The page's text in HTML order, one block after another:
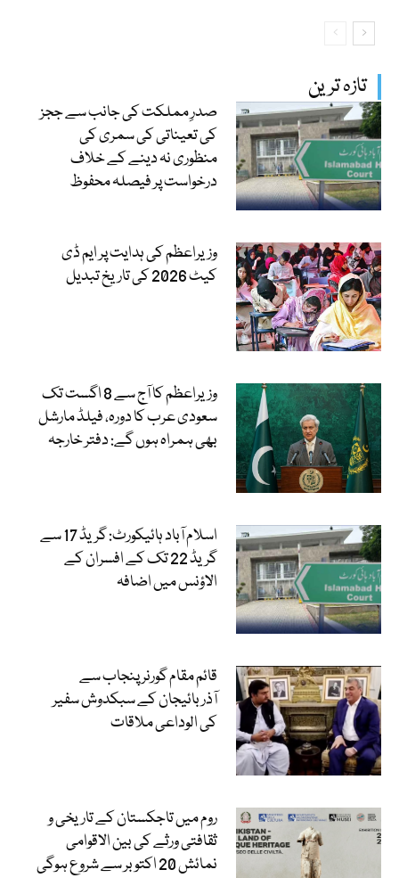
تازہ ترین
صدرِ مملکت کی جانب سے ججز
کی تعیناتی کی سمری کی
منظوری نہ دینے کے خلاف
درخواست پر فیصلہ محفوظ
وزیراعظم کی ہدایت پر ایم ڈی
کیٹ 2026 کی تاریخ تبدیل
وزیراعظم کا آج سے 8 اگست تک
سعودی عرب کا دورہ، فیلڈ مارشل
بھی ہمراہ ہوں گے: دفتر خارجہ
اسلام آباد ہائیکورٹ: گریڈ 17 سے
گریڈ 22 تک کے افسران کے
الاؤنس میں اضافہ
قائم مقام گورنر پنجاب سے
آذربائیجان کے سبکدوش سفیر
کی الوداعی ملاقات
روم میں تاجکستان کے تاریخی و
ثقافتی ورثے کی بین الاقوامی
نمائش 20 اکتوبر سے شروع ہوگی